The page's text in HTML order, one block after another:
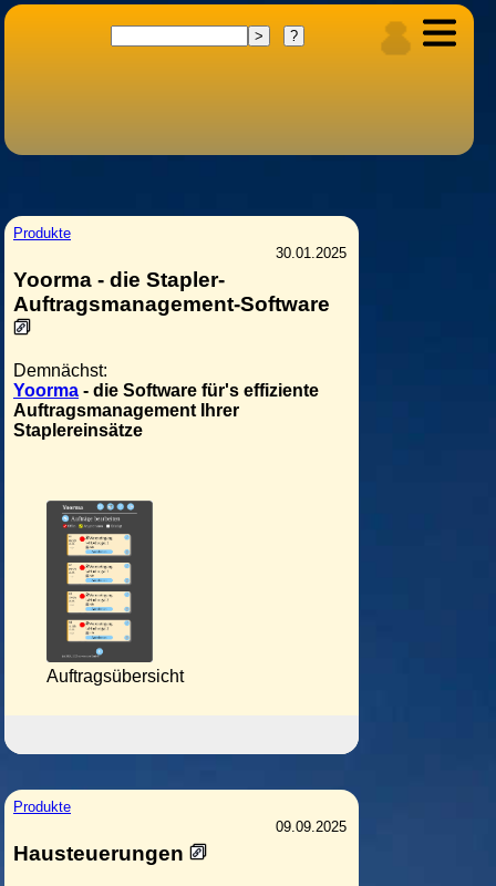
Produkte
30.01.2025
Yoorma - die Stapler-
Auftragsmanagement-Software
Demnächst:
Yoorma - die Software für's effiziente
Auftragsmanagement Ihrer
Staplereinsätze
Auftragsübersicht
Produkte
09.09.2025
Hausteuerungen